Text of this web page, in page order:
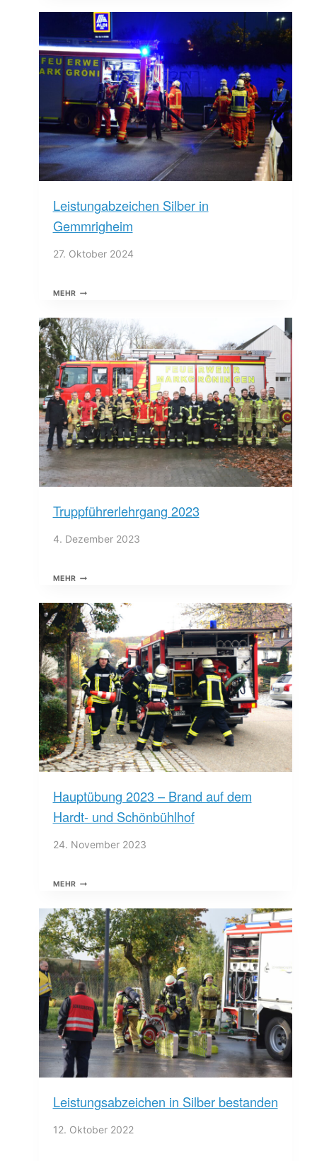
Leistungabzeichen Silber in
Gemmrigheim
27. Oktober 2024
MEHRLEISTUNGABZEICHEN
GEMMRIGHEIM
Truppführerlehrgang 2023
4. Dezember 2023
MEHRTRUPPFÜHRERLEHRGANG
Hauptübung 2023 – Brand auf dem
Hardt- und Schönbühlhof
24. November 2023
MEHRHAUPTÜBUNG
BRAND
AUF
DEM
HARDT-
UND
SCHÖNBÜHLHOF
Leistungsabzeichen in Silber bestanden
12. Oktober 2022